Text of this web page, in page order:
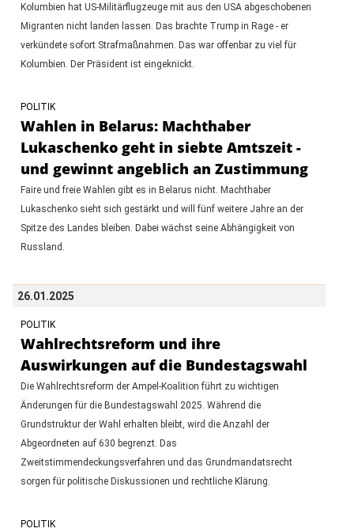
Kolumbien hat US-Militärflugzeuge mit aus den USA abgeschobenen
Migranten nicht landen lassen. Das brachte Trump in Rage - er
verkündete sofort Strafmaßnahmen. Das war offenbar zu viel für
Kolumbien. Der Präsident ist eingeknickt.
POLITIK
Wahlen in Belarus: Machthaber
Lukaschenko geht in siebte Amtszeit -
und gewinnt angeblich an Zustimmung
Faire und freie Wahlen gibt es in Belarus nicht. Machthaber
Lukaschenko sieht sich gestärkt und will fünf weitere Jahre an der
Spitze des Landes bleiben. Dabei wächst seine Abhängigkeit von
Russland.
26.01.2025
POLITIK
Wahlrechtsreform und ihre
Auswirkungen auf die Bundestagswahl
Die Wahlrechtsreform der Ampel-Koalition führt zu wichtigen
Änderungen für die Bundestagswahl 2025. Während die
Grundstruktur der Wahl erhalten bleibt, wird die Anzahl der
Abgeordneten auf 630 begrenzt. Das
Zweitstimmendeckungsverfahren und das Grundmandatsrecht
sorgen für politische Diskussionen und rechtliche Klärung.
POLITIK